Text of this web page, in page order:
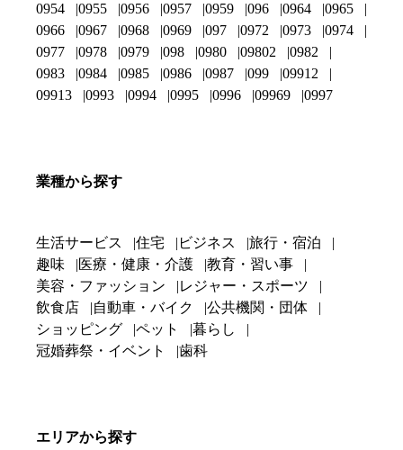
0954
0955 0956 0957 0959 096 0964
0965
0966
0967 0968 0969 097 0972 0973
0974
0977
0978 0979 098 0980 09802
0982
0983
0984 0985 0986 0987 099
09912
09913
0993 0994 0995 0996 09969 0997
業種から探す
生活サービス 住宅 ビジネス
旅行・宿泊
趣味
医療・健康・介護
教育・習い事
美容・ファッション
レジャー・スポーツ
飲食店
自動車・バイク
公共機関・団体
ショッピング
ペット
暮らし
冠婚葬祭・イベント
歯科
エリアから探す